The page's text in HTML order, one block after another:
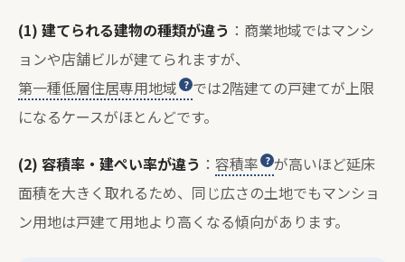
(1) 建てられる建物の種類が違う ：商業地域ではマンシ
ョンや店舗ビルが建てられますが、
第一種低層住居専用地域
では2階建ての戸建てが上限
になるケースがほとんどです。
(2) 容積率・建ぺい率が違う ： 容積率
が高いほど延床
面積を大きく取れるため、同じ広さの土地でもマンショ
ン用地は戸建て用地より高くなる傾向があります。